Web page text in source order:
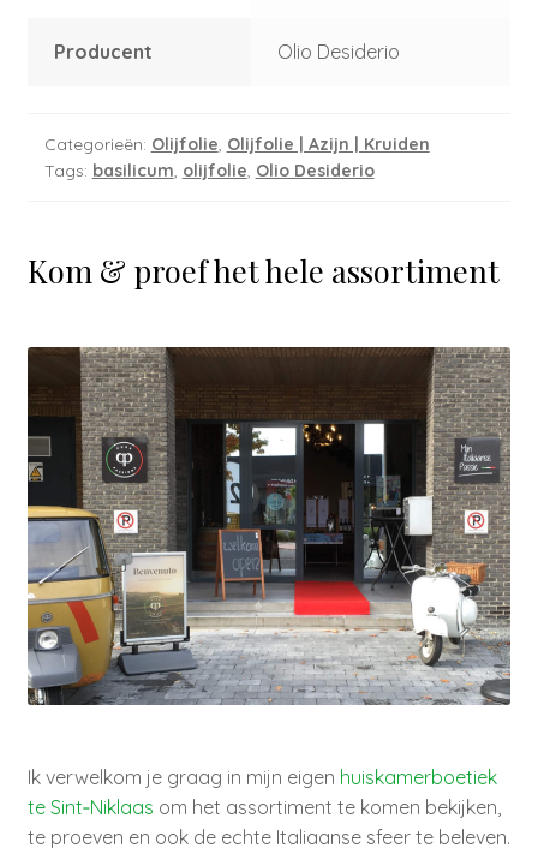
Producent Olio Desiderio
Categorieën: Olijfolie, Olijfolie | Azijn | Kruiden
Tags: basilicum, olijfolie, Olio Desiderio
Kom & proef het hele assortiment
Ik verwelkom je graag in mijn eigen huiskamerboetiek
te Sint‑Niklaas om het assortiment te komen bekijken,
te proeven en ook de echte Italiaanse sfeer te beleven.